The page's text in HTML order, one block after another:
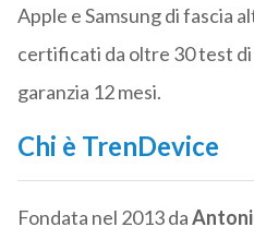
Apple e Samsung di fascia
certificati da oltre 30 test
garanzia 12 mesi.
Chi è TrenDevice
Fondata nel 2013 da